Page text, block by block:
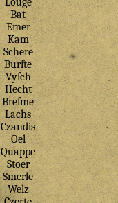
Bat
Emer
Kam
Schere
Burſte
Vyſch
Hecht
Breſme
Lachs
Czandis
Oel
Quappe
Stoer
Smerle
Welz